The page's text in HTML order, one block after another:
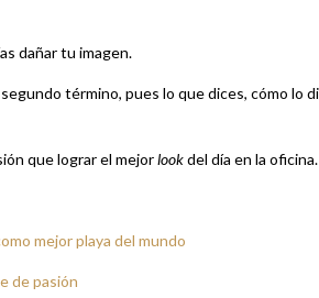
dañar tu imagen.
término, pues lo que dices, cómo lo
que lograr el mejorlookdel día en la oficina.
mejor playa del mundo
de pasión